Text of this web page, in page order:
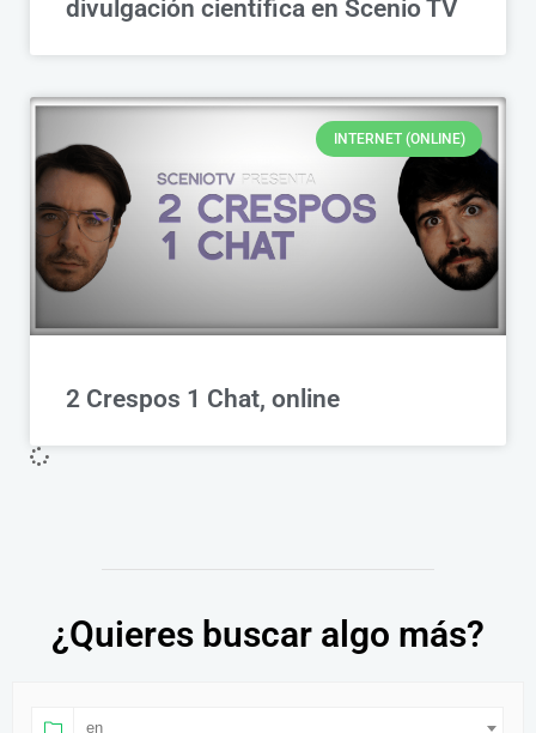
divulgación científica en Scenio TV
INTERNET (ONLINE)
2 Crespos 1 Chat, online
¿Quieres buscar algo más?
en